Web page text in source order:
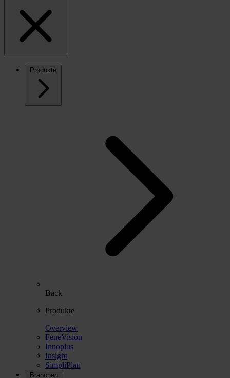
Produkte
Back
Produkte
Overview
FeneVision
Innoplus
Insight
SimpliPlan
Branchen